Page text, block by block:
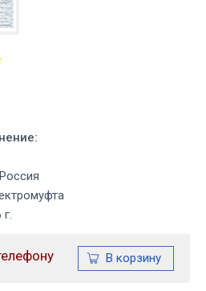
Россия
г.